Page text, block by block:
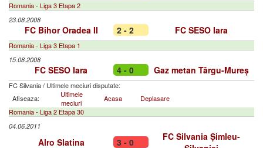
Romania - Liga 3 Etapa 2
23.08.2008
FC Bihor Oradea II 2 - 2 FC SESO Iara
Romania - Liga 3 Etapa 1
15.08.2008
FC SESO Iara 4 - 0 Gaz metan Târgu-Mureș
FC Silvania/ Ultimele meciuri disputate:
Afiseaza:
Ultimele
meciuri
Acasa
Deplasare
Romania - Liga 2 Etapa 30
04.06.2011
Alro Slatina 3 - 0
FC Silvania Șimleu-